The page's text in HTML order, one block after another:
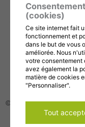
Suivez-nous sur
Abonnez-vous à
Abonnez-vous à
Gérer mes témoins
Conditions
© 2026, Tous droits
(cookies)
Ce site internet fait
fonctionnement et
dans le but de vous
améliorée. Nous
votre consentement
avez également la
matière de cookies
"Personnaliser".
Tout